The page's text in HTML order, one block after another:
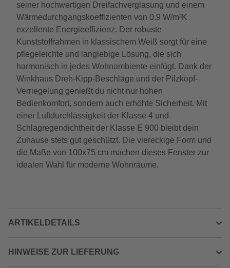
seiner hochwertigen Dreifachverglasung und einem
Wärmedurchgangskoeffizienten von 0.9 W/m²K
exzellente Energieeffizienz. Der robuste
Kunststoffrahmen in klassischem Weiß sorgt für eine
pflegeleichte und langlebige Lösung, die sich
harmonisch in jedes Wohnambiente einfügt. Dank der
Winkhaus Dreh-Kipp-Beschläge und der Pilzkopf-
Verriegelung genießt du nicht nur hohen
Bedienkomfort, sondern auch erhöhte Sicherheit. Mit
einer Luftdurchlässigkeit der Klasse 4 und
Schlagregendichtheit der Klasse E 900 bleibt dein
Zuhause stets gut geschützt. Die viereckige Form und
die Maße von 100x75 cm machen dieses Fenster zur
idealen Wahl für moderne Wohnräume.
ARTIKELDETAILS
HINWEISE ZUR LIEFERUNG